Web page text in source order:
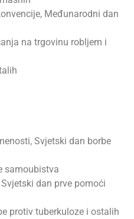
Međunarodni dan
na trgovinu robljem i
Svjetski dan borbe
samoubistva
dan prve pomoći
protiv tuberkuloze i ostalih